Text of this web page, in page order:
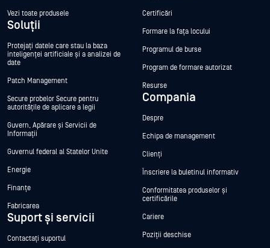
Vezi toate produsele
Soluții
Protejați datele care stau la baza
inteligenței artificiale și a analizei de
date
Patch Management
Secure probelor Secure pentru
autoritățile de aplicare a legii
Guvern, Apărare și Servicii de
Informații
Guvernul federal al Statelor Unite
Energie
Finanțe
Fabricarea
Suport și servicii
Contactați suportul
Certificări
Formare la fața locului
Programul de burse
Program de formare autorizat
Resurse
Compania
Despre
Echipa de management
Clienți
Înscriere la buletinul informativ
Conformitatea produselor și
certificările
Cariere
Poziții deschise